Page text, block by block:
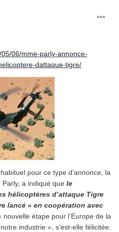
06/mme-parly-annonce-
dattaque-tigre/
pour ce type d’annonce, la
a indiqué que le
hélicoptères d’attaque Tigre
lancé « en coopération avec
nouvelle étape pour l’Europe de la
industrie », s’est-elle félicitée.